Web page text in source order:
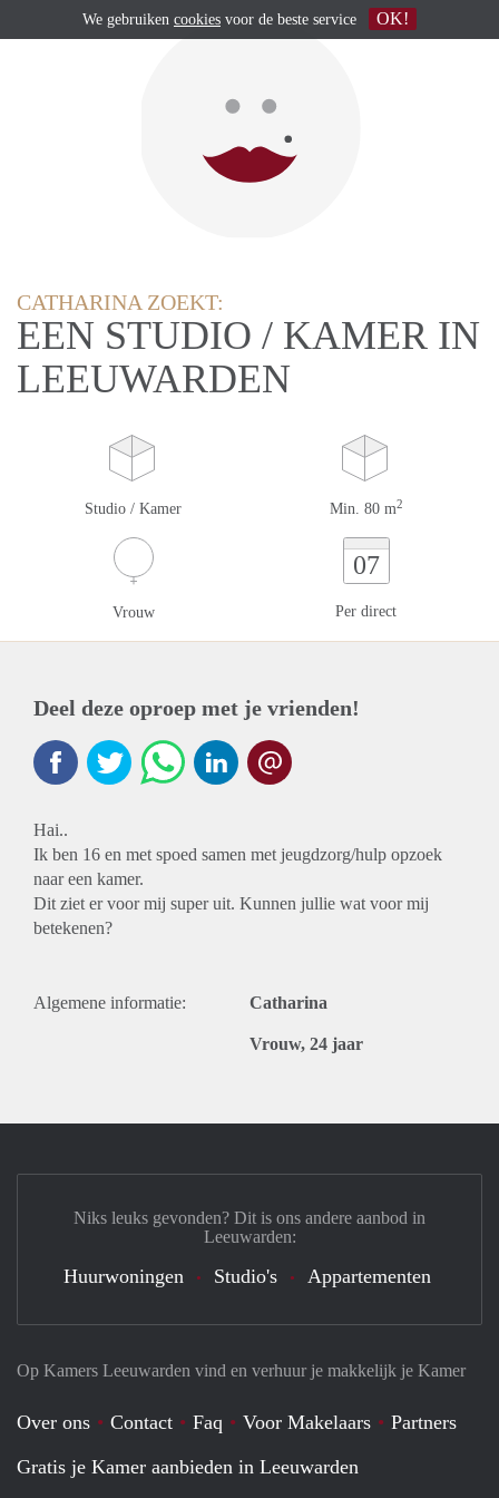
CATHARINA ZOEKT:
EEN STUDIO / KAMER IN
LEEUWARDEN
Studio / Kamer Min. 80 m2
Vrouw
07
Per direct
Deel deze oproep met je vrienden!
Hai..
Ik ben 16 en met spoed samen met jeugdzorg/hulp opzoek
naar een kamer.
Dit ziet er voor mij super uit. Kunnen jullie wat voor mij
betekenen?
Algemene informatie: Catharina
Vrouw, 24 jaar
Op Kamers Leeuwarden vind en verhuur je makkelijk je Kamer
Over ons Contact Faq Voor Makelaars
Partners
Gratis je Kamer aanbieden in Leeuwarden
Niks leuks gevonden? Dit is ons andere aanbod in
Leeuwarden:
Huurwoningen Studio's Appartementen
We gebruiken cookies voor de beste service OK!